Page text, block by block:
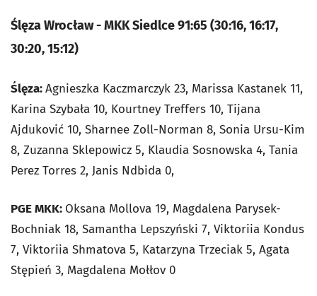
Ślęza Wrocław - MKK Siedlce 91:65 (30:16, 16:17,
30:20, 15:12)
Ślęza:Agnieszka Kaczmarczyk 23, Marissa Kastanek 11,
Karina Szybała 10, Kourtney Treffers 10, Tijana
Ajduković 10, Sharnee Zoll-Norman 8, Sonia Ursu-Kim
8, Zuzanna Sklepowicz 5, Klaudia Sosnowska 4, Tania
Perez Torres 2, Janis Ndbida 0,
PGE MKK: Oksana Mollova 19, Magdalena Parysek-
Bochniak 18, Samantha Lepszyński 7, Viktoriia Kondus
7, Viktoriia Shmatova 5, Katarzyna Trzeciak 5, Agata
Stępień 3, Magdalena Mołłov 0